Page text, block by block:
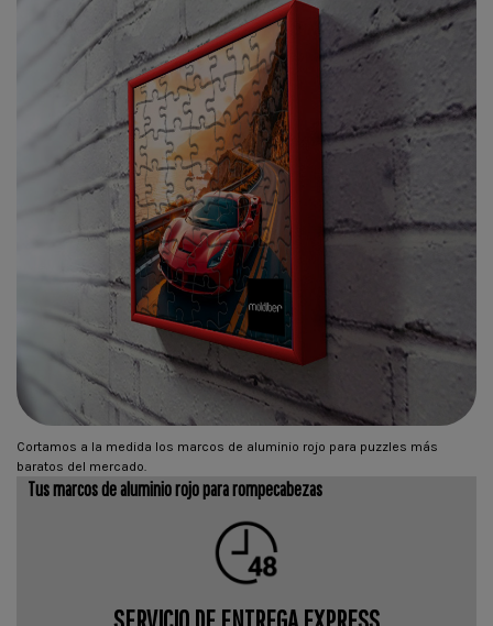
Cortamos a la medida los marcos de aluminio rojo para puzzles más
baratos del mercado.
Tus marcos de aluminio rojo para rompecabezas